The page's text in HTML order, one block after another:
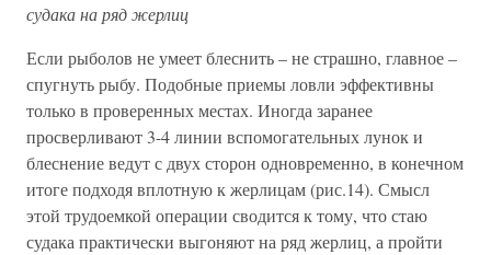
судака на ряд жерлиц
Если рыболов не умеет блеснить – не страшно, главное –
спугнуть рыбу. Подобные приемы ловли эффективны
только в проверенных местах. Иногда заранее
просверливают 3-4 линии вспомогательных лунок и
блеснение ведут с двух сторон одновременно, в конечном
итоге подходя вплотную к жерлицам (рис.14). Смысл
этой трудоемкой операции сводится к тому, что стаю
судака практически выгоняют на ряд жерлиц, а пройти